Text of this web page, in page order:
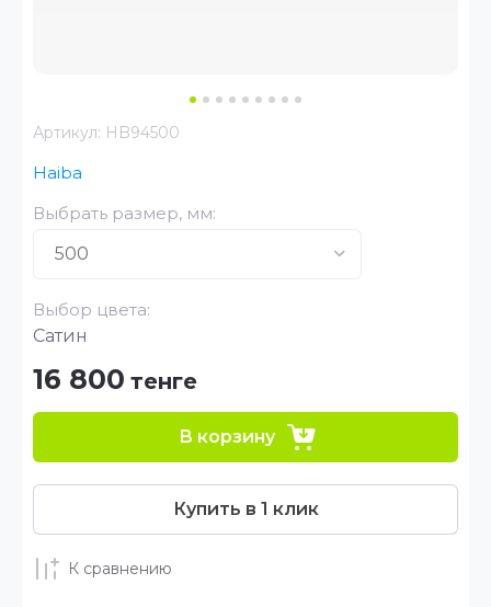
Артикул: HB94500
Haiba
Выбрать размер, мм:
Выбор цвета:
Сатин
16 800 тенге
В корзину
Купить в 1 клик
К сравнению